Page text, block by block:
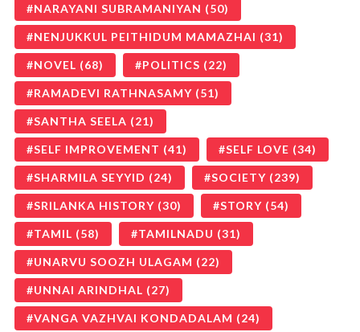
NARAYANI SUBRAMANIYAN (50)
NENJUKKUL PEITHIDUM MAMAZHAI (31)
NOVEL (68) POLITICS (22)
RAMADEVI RATHNASAMY (51)
SANTHA SEELA (21)
SELF IMPROVEMENT (41) SELF LOVE (34)
SHARMILA SEYYID (24) SOCIETY (239)
SRILANKA HISTORY (30) STORY (54)
TAMIL (58) TAMILNADU (31)
UNARVU SOOZH ULAGAM (22)
UNNAI ARINDHAL (27)
VANGA VAZHVAI KONDADALAM (24)